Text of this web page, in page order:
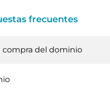
frecuentes
compra del dominio